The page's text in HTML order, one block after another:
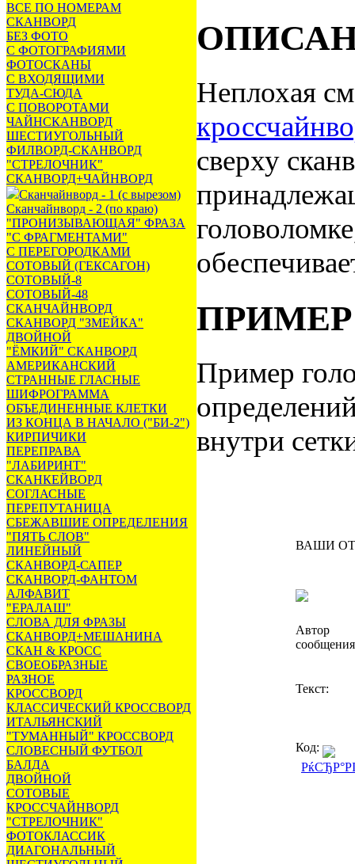
ВСЕ ПО НОМЕРАМ
СКАНВОРД
БЕЗ ФОТО
С ФОТОГРАФИЯМИ
ФОТОСКАНЫ
С ВХОДЯЩИМИ
ТУДА-СЮДА
С ПОВОРОТАМИ
ЧАЙНСКАНВОРД
ШЕСТИУГОЛЬНЫЙ
ФИЛВОРД-СКАНВОРД
"СТРЕЛОЧНИК"
СКАНВОРД+ЧАЙНВОРД
Сканчайнворд - 1 (с вырезом)
Сканчайнворд - 2 (по краю)
"ПРОНИЗЫВАЮЩАЯ" ФРАЗА
"С ФРАГМЕНТАМИ"
С ПЕРЕГОРОДКАМИ
СОТОВЫЙ (ГЕКСАГОН)
СОТОВЫЙ-8
СОТОВЫЙ-48
СКАНЧАЙНВОРД
СКАНВОРД "ЗМЕЙКА"
ДВОЙНОЙ
"ЁМКИЙ" СКАНВОРД
АМЕРИКАНСКИЙ
СТРАННЫЕ ГЛАСНЫЕ
ШИФРОГРАММА
ОБЪЕДИНЕННЫЕ КЛЕТКИ
ИЗ КОНЦА В НАЧАЛО ("БИ-2")
КИРПИЧИКИ
ПЕРЕПРАВА
"ЛАБИРИНТ"
СКАНКЕЙВОРД
СОГЛАСНЫЕ
ПЕРЕПУТАНИЦА
СБЕЖАВШИЕ ОПРЕДЕЛЕНИЯ
"ПЯТЬ СЛОВ"
ЛИНЕЙНЫЙ
СКАНВОРД-САПЕР
СКАНВОРД-ФАНТОМ
АЛФАВИТ
"ЕРАЛАШ"
СЛОВА ДЛЯ ФРАЗЫ
СКАНВОРД+МЕШАНИНА
СКАН & КРОСС
СВОЕОБРАЗНЫЕ
РАЗНОЕ
КРОССВОРД
КЛАССИЧЕСКИЙ КРОССВОРД
ИТАЛЬЯНСКИЙ
"ТУМАННЫЙ" КРОССВОРД
СЛОВЕСНЫЙ ФУТБОЛ
БАЛДА
ДВОЙНОЙ
СОТОВЫЕ
КРОССЧАЙНВОРД
"СТРЕЛОЧНИК"
ФОТОКЛАССИК
ДИАГОНАЛЬНЫЙ
Неплохая
сверху
ПРИМЕР
Пример
внутри
ВАШИ
Автор
Текст:
Код: